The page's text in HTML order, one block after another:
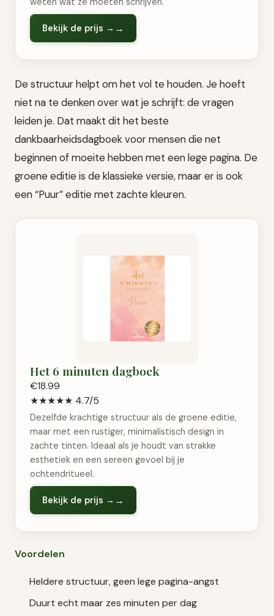
Bekijk de prijs →
De structuur helpt om het vol te houden. Je hoeft
niet na te denken over wat je schrijft: de vragen
leiden je. Dat maakt dit het beste
dankbaarheidsdagboek voor mensen die net
beginnen of moeite hebben met een lege pagina. De
groene editie is de klassieke versie, maar er is ook
een “Puur” editie met zachte kleuren.
Het 6 minuten dagboek
€18.99
★★★★★ 4.7/5
Dezelfde krachtige structuur als de groene editie,
maar met een rustiger, minimalistisch design in
zachte tinten. Ideaal als je houdt van strakke
esthetiek en een sereen gevoel bij je
ochtendritueel.
Bekijk de prijs →
Voordelen
Heldere structuur, geen lege pagina-angst
Duurt echt maar zes minuten per dag